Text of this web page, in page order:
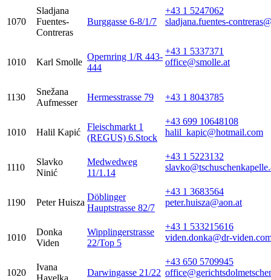
1070
Sladjana
Fuentes-
Contreras
Burggasse 6-8/1/7
+43 1 5247062
sladjana.fuentes-
1010 Karl Smolle
Opernring 1/R 443-
444
+43 1 5337371
office@smolle.at
1130
Snežana
Aufmesser
Hermesstrasse 79 +43 1 8043785
1010 Halil Kapić
Fleischmarkt 1
(REGUS) 6.Stock
+43 699 10648108
halil_kapic@hotmail.com
1110
Slavko
Ninić
Medwedweg
11/1.14
+43 1 5223132
1190 Peter Huisza
Döblinger
Hauptstrasse 82/7
+43 1 3683564
peter.huisza@aon.at
1010
Donka
Viden
Wipplingerstrasse
22/Top 5
+43 1 533215616
viden.donka@dr-
1020
Ivana
Havelka
Darwingasse 21/22
+43 650 5709945